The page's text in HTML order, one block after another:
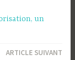
un
ARTICLE SUIVANT